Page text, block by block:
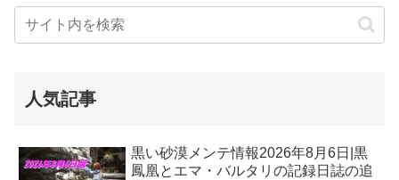
人気記事
黒い砂漠メンテ情報2026年8月6日|黒
鳳凰とエマ・バルタリの記録日誌の追